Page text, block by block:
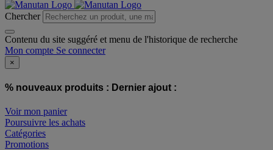
Chercher
Contenu du site suggéré et menu de l'historique de recherche
Mon compte Se connecter
×
% nouveaux produits : Dernier ajout :
Voir mon panier
Poursuivre les achats
Catégories
Promotions